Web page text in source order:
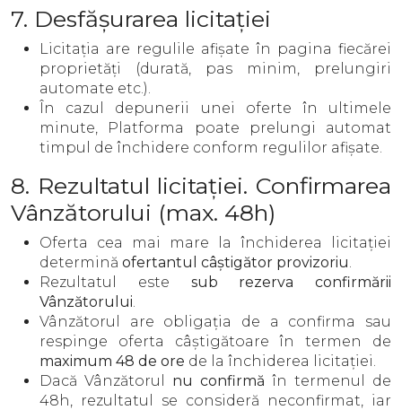
7. Desfășurarea licitației
Licitația are regulile afișate în pagina fiecărei
proprietăți (durată, pas minim, prelungiri
automate etc.).
În cazul depunerii unei oferte în ultimele
minute, Platforma poate prelungi automat
timpul de închidere conform regulilor afișate.
8. Rezultatul licitației. Confirmarea
Vânzătorului (max. 48h)
Oferta cea mai mare la închiderea licitației
determină ofertantul câștigător provizoriu
Rezultatul este sub rezerva confirmării
Vânzătorului
Vânzătorul are obligația de a confirma sau
respinge oferta câștigătoare în termen de
maximum 48 de ore de la închiderea licitației.
Dacă Vânzătorul nu confirmă în termenul de
48h, rezultatul se consideră neconfirmat, iar